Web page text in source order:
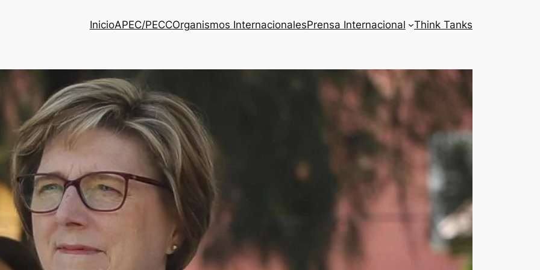
InicioAPEC/PECCOrganismos InternacionalesPrensa Internacional Think Tanks